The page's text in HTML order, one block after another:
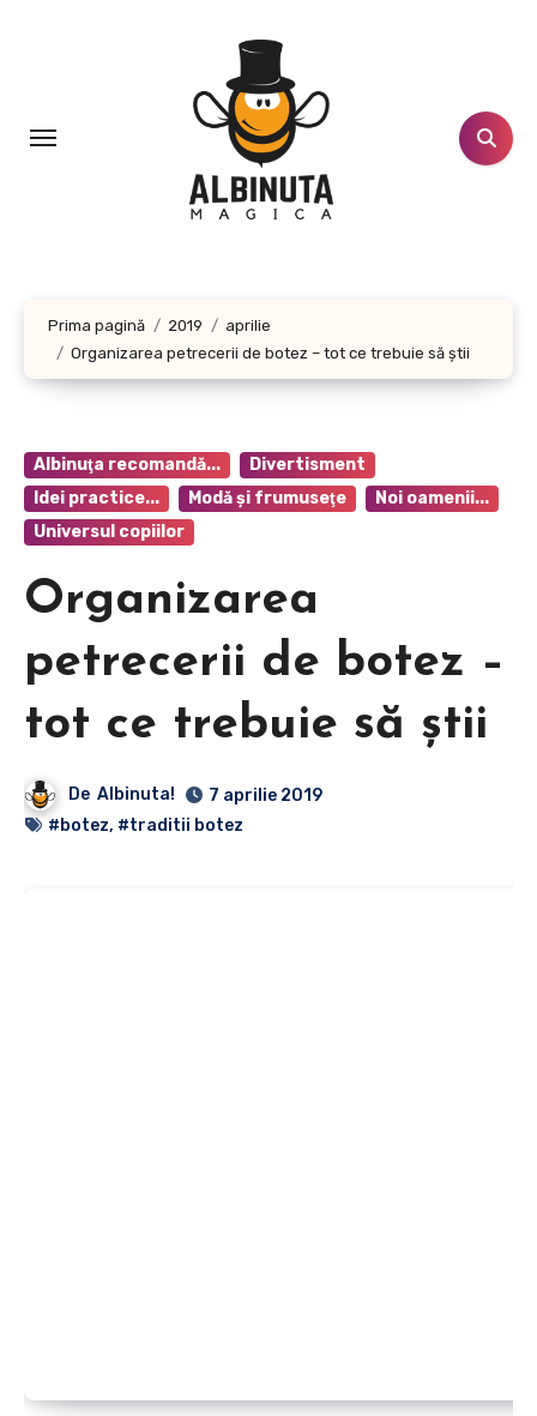
Prima pagină 2019
aprilie
Organizarea petrecerii de botez – tot ce trebuie să știi
Albinuţa recomandă...
Divertisment
Idei practice...
Modă şi frumuseţe
Noi oamenii...
Universul copiilor
Organizarea
petrecerii de botez –
tot ce trebuie să știi
De Albinuta!
7 aprilie 2019
#botez, #traditii botez